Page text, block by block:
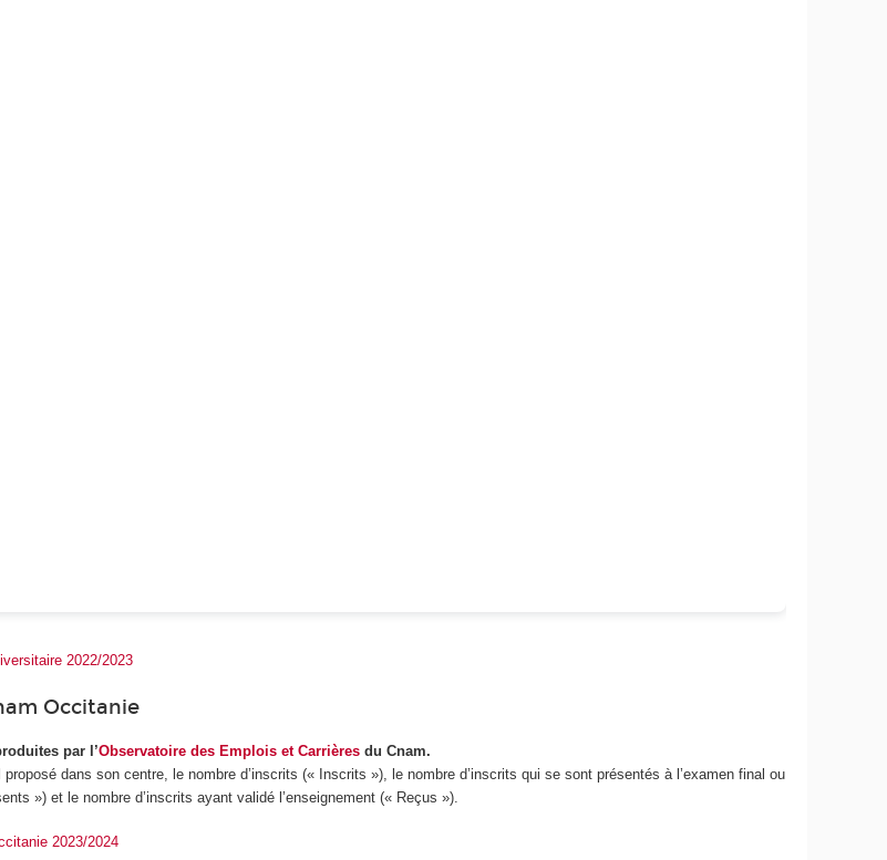
2022/2023
Occitanie
par l’Observatoire des Emplois et Carrières du Cnam.
dans son centre, le nombre d’inscrits (« Inscrits »), le nombre d’inscrits qui se sont présentés à l’examen final ou
») et le nombre d’inscrits ayant validé l’enseignement (« Reçus »).
2023/2024